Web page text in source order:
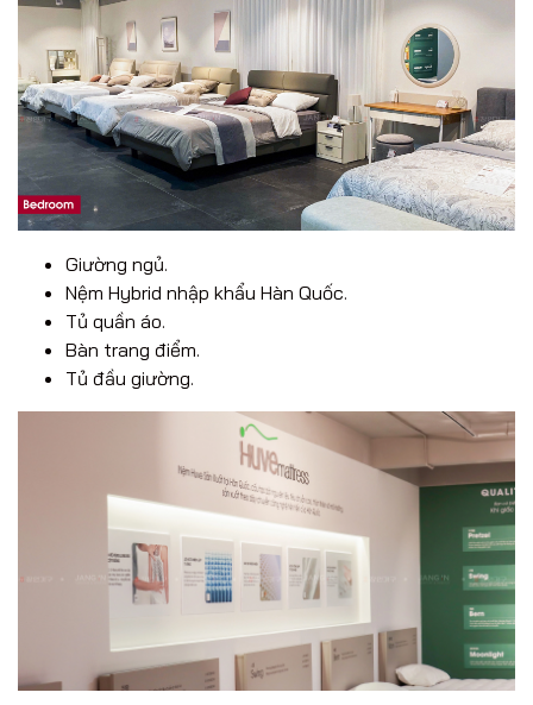
Giường ngủ.
Nệm Hybrid nhập khẩu Hàn Quốc.
Tủ quần áo.
Bàn trang điểm.
Tủ đầu giường.